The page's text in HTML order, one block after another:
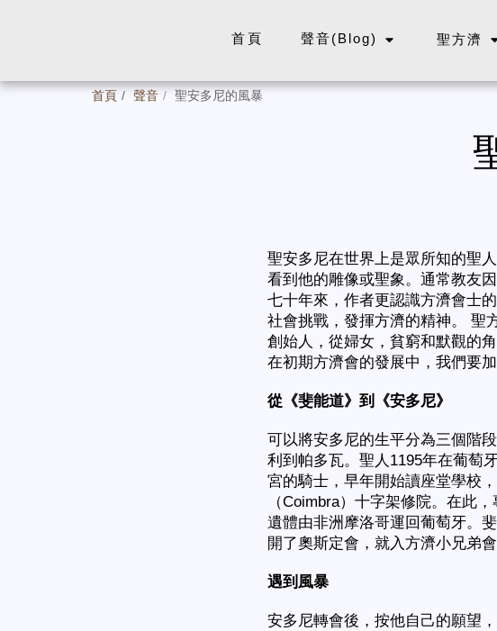
首頁 聲音(Blog) 聖方濟
首頁 聲音 聖安多尼的風暴
聖安多尼在世界上是眾所知的聖
看到他的雕像或聖象。通常教友
七十年來，作者更認識方濟會士
社會挑戰，發揮方濟的精神。 聖
創始人，從婦女，貧窮和默觀的
在初期方濟會的發展中，我們要
從《斐能道》到《安多尼》
可以將安多尼的生平分為三個階
利到帕多瓦。聖人1195年在葡萄
宮的騎士，早年開始讀座堂學校
（Coimbra）十字架修院。在此
遺體由非洲摩洛哥運回葡萄牙。
開了奧斯定會，就入方濟小兄弟
遇到風暴
安多尼轉會後，按他自己的願望